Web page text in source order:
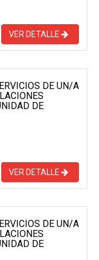
VER DETALLE
DE UN/A
DE
VER DETALLE
DE UN/A
DE